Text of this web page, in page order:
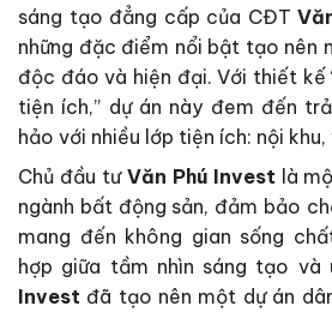
sáng tạo đẳng cấp của CĐT
những đặc điểm nổi bật tạo nên
độc đáo và hiện đại. Với thiết kế
tiện ích,” dự án này đem đến
hảo với nhiều lớp tiện ích: nội
Chủ đầu tư Văn Phú Invest là
ngành bất động sản, đảm bảo
mang đến không gian sống
hợp giữa tầm nhìn sáng tạo và
Invest đã tạo nên một dự án